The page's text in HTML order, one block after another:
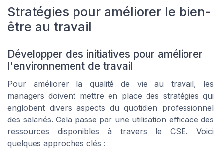
Stratégies pour améliorer le bien-
être au travail
Développer des initiatives pour améliorer
l'environnement de travail
Pour améliorer la qualité de vie au travail, les
managers doivent mettre en place des stratégies qui
englobent divers aspects du quotidien professionnel
des salariés. Cela passe par une utilisation efficace des
ressources disponibles à travers le CSE. Voici
quelques approches clés :